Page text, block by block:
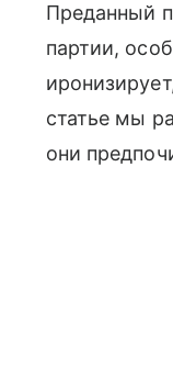
Преданный
партии,
статье мы
они